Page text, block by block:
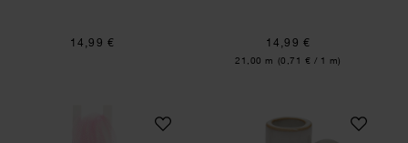
14,99 € 14,99 €
Inhalt:
21,00 m (0,71 € / 1 m)
Bastelband Netzschlauch